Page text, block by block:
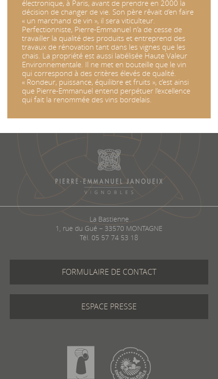
électronique, à Paris, avant de prendre en 2000 la
décision de changer de vie. Son père rêvait d’en faire
« un marchand de vin », il sera viticulteur.
Perfectionniste, Pierre-Emmanuel n’a de cesse de
travailler la qualité des produits et entreprend des
travaux de rénovation tant dans les vignes que les
chais. La propriété est aussi labélisée Haute Valeur
Environnementale. Il ne met en bouteille que le vin
qui correspond à des critères élevés de qualité.
« Rondeur, puissance, équilibre et fruits », c’est ainsi
que Pierre-Emmanuel entend perpétuer l’excellence
qui fait la renommée des vins bordelais.
La Bastienne
1, rue du Gué – 33570 MONTAGNE
Tél. 05 57 74 53 18
FORMULAIRE DE CONTACT
ESPACE PRESSE